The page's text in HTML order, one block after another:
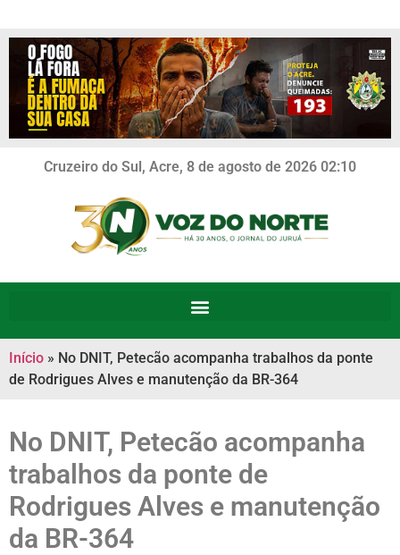
Cruzeiro do Sul, Acre, 8 de agosto de 2026 02:10
Início » No DNIT, Petecão acompanha trabalhos da ponte
de Rodrigues Alves e manutenção da BR-364
No DNIT, Petecão acompanha
trabalhos da ponte de
Rodrigues Alves e manutenção
da BR-364